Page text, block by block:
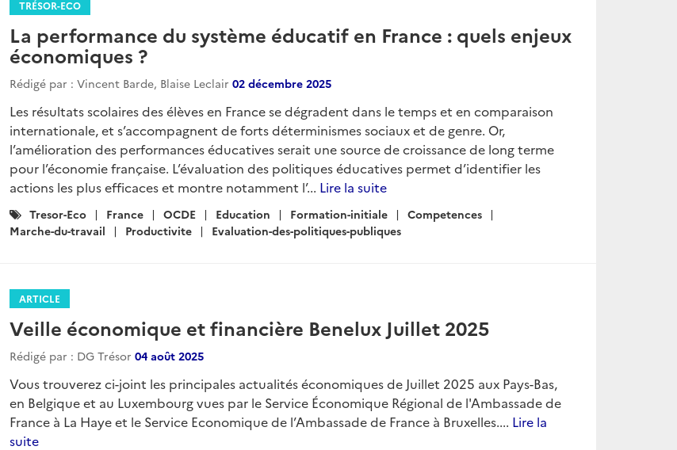
TRÉSOR-ECO
La performance du système éducatif en France : quels enjeux
économiques ?
Rédigé par : Vincent Barde, Blaise Leclair 02 décembre 2025
Les résultats scolaires des élèves en France se dégradent dans le temps et en comparaison
internationale, et s’accompagnent de forts déterminismes sociaux et de genre. Or,
l’amélioration des performances éducatives serait une source de croissance de long terme
pour l’économie française. L’évaluation des politiques éducatives permet d’identifier les
actions les plus efficaces et montre notamment l’... Lire la suite
Catégories
:
Tresor-Eco France OCDE Education Formation-initiale
Competences
Marche-du-travail
Productivite Evaluation-des-politiques-publiques
ARTICLE
Veille économique et financière Benelux Juillet 2025
Rédigé par : DG Trésor 04 août 2025
Vous trouverez ci-joint les principales actualités économiques de Juillet 2025 aux Pays-Bas,
en Belgique et au Luxembourg vues par le Service Économique Régional de l'Ambassade de
France à La Haye et le Service Economique de l’Ambassade de France à Bruxelles.... Lire la
suite